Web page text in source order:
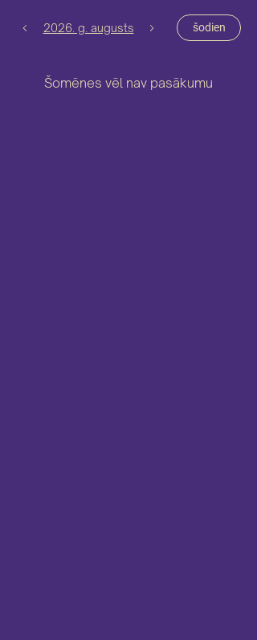
2026. g. augusts šodien
Šomēnes vēl nav pasākumu